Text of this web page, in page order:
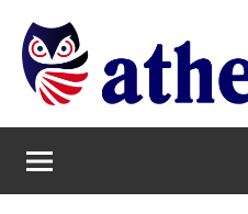
contenu
Athenactu